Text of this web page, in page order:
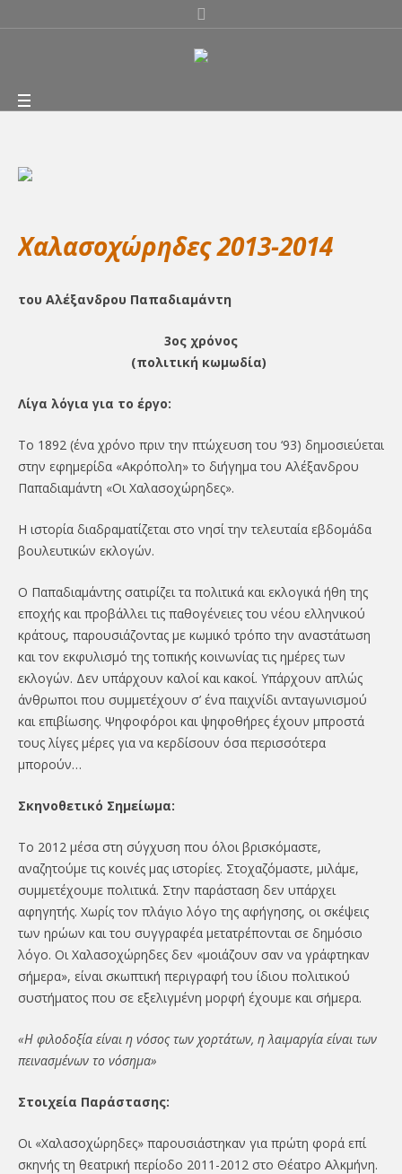
Χαλασοχώρηδες 2013-2014
του Αλέξανδρου Παπαδιαμάντη
3ος χρόνος
(πολιτική κωμωδία)
Λίγα λόγια για το έργο:
Το 1892 (ένα χρόνο πριν την πτώχευση του ‘93) δημοσιεύεται
στην εφημερίδα «Ακρόπολη» το διήγημα του Αλέξανδρου
Παπαδιαμάντη «Οι Χαλασοχώρηδες».
Η ιστορία διαδραματίζεται στο νησί την τελευταία εβδομάδα
βουλευτικών εκλογών.
Ο Παπαδιαμάντης σατιρίζει τα πολιτικά και εκλογικά ήθη της
εποχής και προβάλλει τις παθογένειες του νέου ελληνικού
κράτους, παρουσιάζοντας με κωμικό τρόπο την αναστάτωση
και τον εκφυλισμό της τοπικής κοινωνίας τις ημέρες των
εκλογών. Δεν υπάρχουν καλοί και κακοί. Υπάρχουν απλώς
άνθρωποι που συμμετέχουν σ’ ένα παιχνίδι ανταγωνισμού
και επιβίωσης. Ψηφοφόροι και ψηφοθήρες έχουν μπροστά
τους λίγες μέρες για να κερδίσουν όσα περισσότερα
μπορούν…
Σκηνοθετικό Σημείωμα:
Το 2012 μέσα στη σύγχυση που όλοι βρισκόμαστε,
αναζητούμε τις κοινές μας ιστορίες. Στοχαζόμαστε, μιλάμε,
συμμετέχουμε πολιτικά. Στην παράσταση δεν υπάρχει
αφηγητής. Χωρίς τον πλάγιο λόγο της αφήγησης, οι σκέψεις
των ηρώων και του συγγραφέα μετατρέπονται σε δημόσιο
λόγο. Οι Χαλασοχώρηδες δεν «μοιάζουν σαν να γράφτηκαν
σήμερα», είναι σκωπτική περιγραφή του ίδιου πολιτικού
συστήματος που σε εξελιγμένη μορφή έχουμε και σήμερα.
«Η φιλοδοξία είναι η νόσος των χορτάτων, η λαιμαργία είναι των
πεινασμένων το νόσημα»
Στοιχεία Παράστασης:
Οι «Χαλασοχώρηδες» παρουσιάστηκαν για πρώτη φορά επί
σκηνής τη θεατρική περίοδο 2011-2012 στο Θέατρο Αλκμήνη.